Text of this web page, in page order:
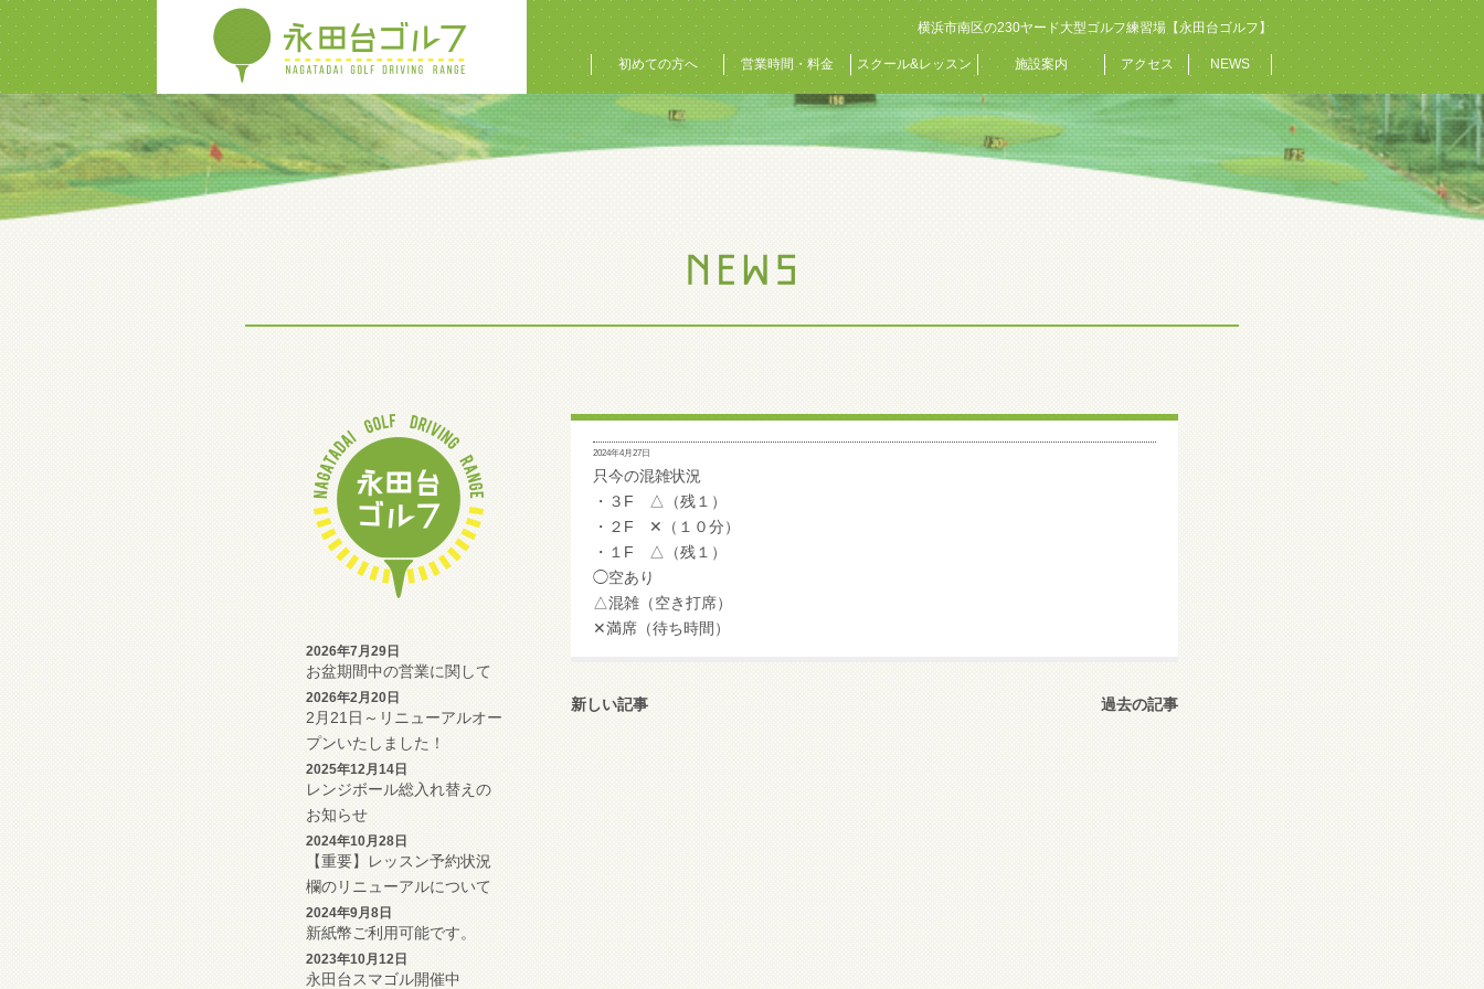
横浜市南区の230ヤード大型ゴルフ練習場【永田台ゴルフ】
初めての方へ 営業時間・料金 スクール&レッスン 施設案内 アクセス NEWS
2026年7月29日
お盆期間中の営業に関して
2026年2月20日
2月21日～リニューアルオー
プンいたしました！
2025年12月14日
レンジボール総入れ替えの
お知らせ
2024年10月28日
【重要】レッスン予約状況
欄のリニューアルについて
2024年9月8日
新紙幣ご利用可能です。
2023年10月12日
永田台スマゴル開催中
2024年4月27日
只今の混雑状況
・３F △（残１）
・２F ✕（１０分）
・１F △（残１）
◯空あり
△混雑（空き打席）
✕満席（待ち時間）
新しい記事 過去の記事